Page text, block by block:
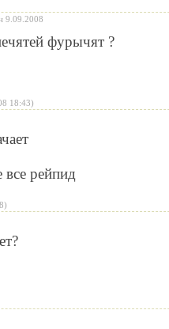
9.09.2008
фурычят ?
18:43)
все рейпид